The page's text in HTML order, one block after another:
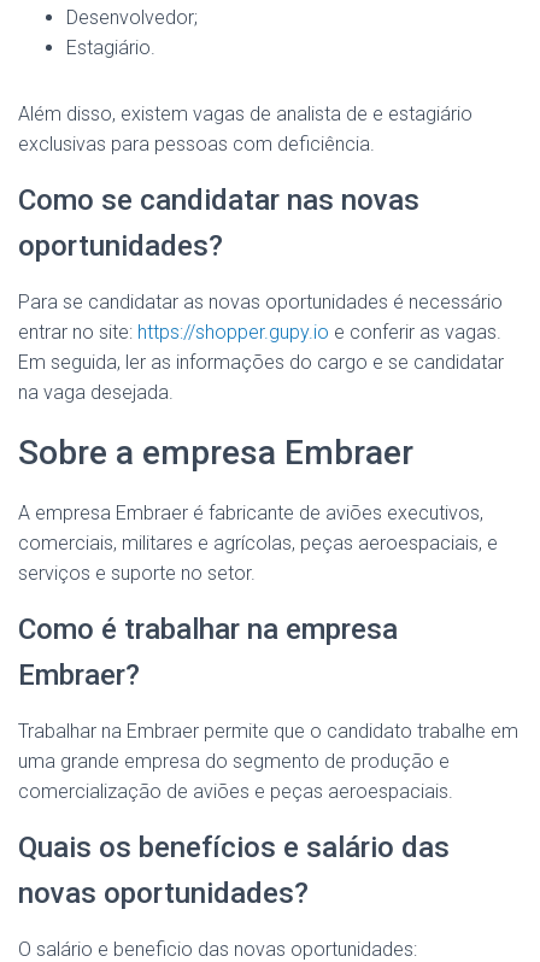
Desenvolvedor;
Estagiário.
Além disso, existem vagas de analista de e estagiário
exclusivas para pessoas com deficiência.
Como se candidatar nas novas
oportunidades?
Para se candidatar as novas oportunidades é necessário
entrar no site: https://shopper.gupy.io e conferir as vagas.
Em seguida, ler as informações do cargo e se candidatar
na vaga desejada.
Sobre a empresa Embraer
A empresa Embraer é fabricante de aviões executivos,
comerciais, militares e agrícolas, peças aeroespaciais, e
serviços e suporte no setor.
Como é trabalhar na empresa
Embraer?
Trabalhar na Embraer permite que o candidato trabalhe em
uma grande empresa do segmento de produção e
comercialização de aviões e peças aeroespaciais.
Quais os benefícios e salário das
novas oportunidades?
O salário e beneficio das novas oportunidades: